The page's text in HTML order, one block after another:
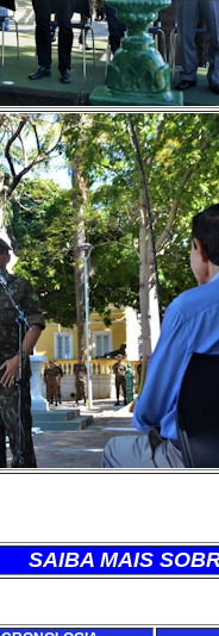
SAIBA MAIS